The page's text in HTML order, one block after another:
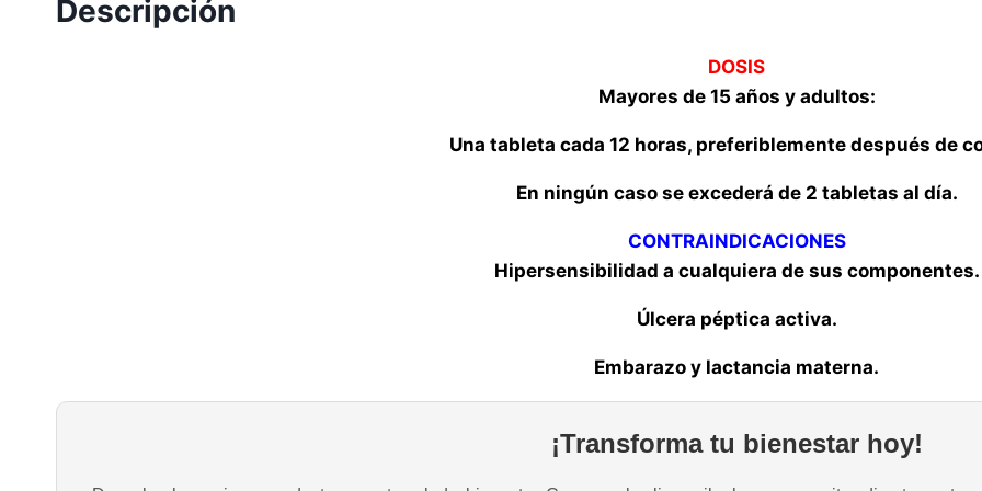
Descripción
DOSIS
Mayores de 15 años y adultos:
Una tableta cada 12 horas, preferiblemente después de
En ningún caso se excederá de 2 tabletas al día.
CONTRAINDICACIONES
Hipersensibilidad a cualquiera de sus componentes.
Úlcera péptica activa.
Embarazo y lactancia materna.
¡Transforma tu bienestar hoy!